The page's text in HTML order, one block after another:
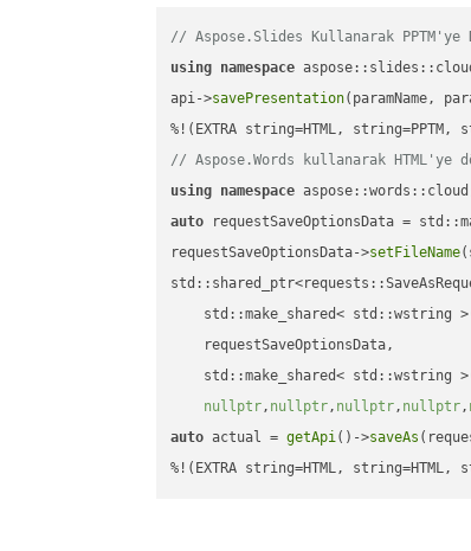
// Aspose.Slides Kullanarak PPTM'ye
using namespace
api->savePresentation(paramName,
// Aspose.Words kullanarak HTML'ye
using namespace
auto requestSaveOptionsData =
requestSaveOptionsData->setFileName
std::make_shared< std::wstring
    requestSaveOptionsData,
std::make_shared< std::wstring
nullptr, nullptr, nullptr, nullptr,
auto actual = getApi()->saveAs
%!(EXTRA string=HTML, string=HTML,